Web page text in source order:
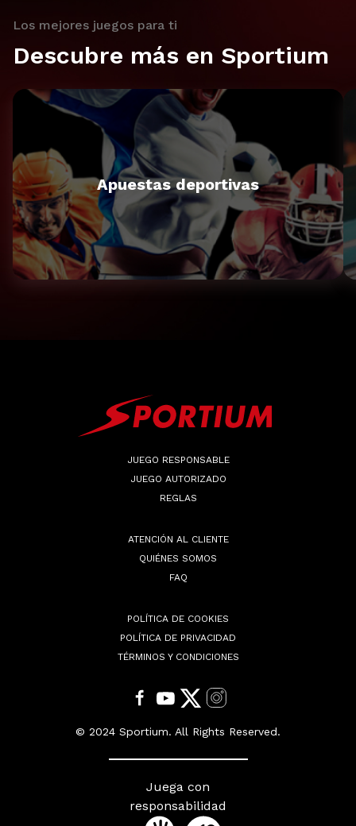
Los mejores juegos para ti
Descubre más en Sportium
Apuestas deportivas
JUEGO RESPONSABLE
JUEGO AUTORIZADO
REGLAS
ATENCIÓN AL CLIENTE
QUIÉNES SOMOS
FAQ
POLÍTICA DE COOKIES
POLÍTICA DE PRIVACIDAD
TÉRMINOS Y CONDICIONES
© 2024 Sportium. All Rights Reserved.
Juega con
responsabilidad